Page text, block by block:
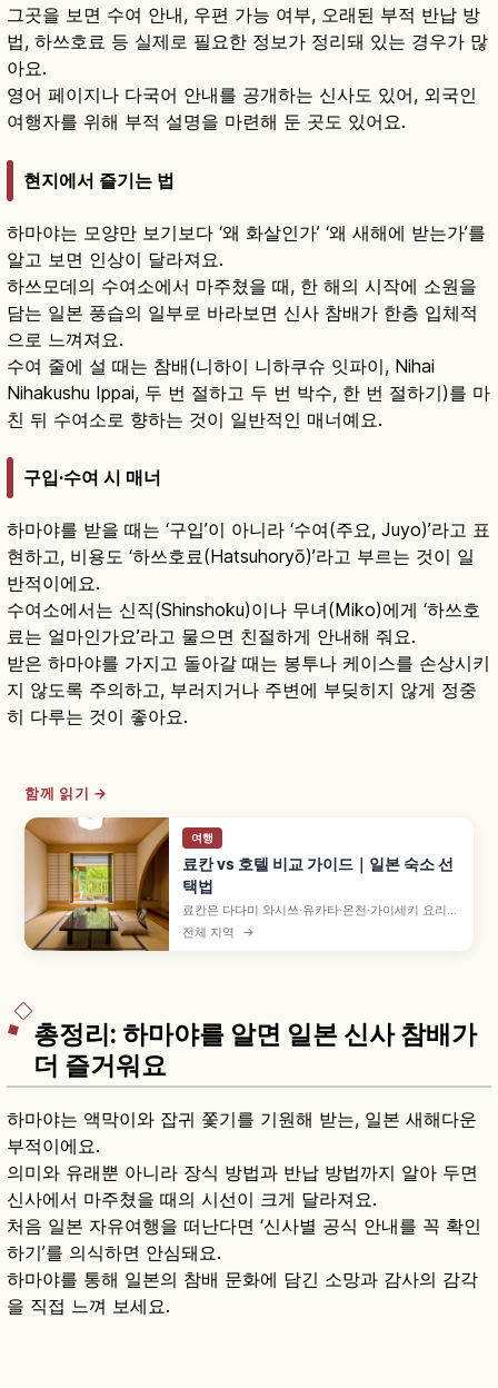
그곳을 보면 수여 안내, 우편 가능 여부, 오래된 부적 반납 방
법, 하쓰호료 등 실제로 필요한 정보가 정리돼 있는 경우가 많
아요.
영어 페이지나 다국어 안내를 공개하는 신사도 있어, 외국인
여행자를 위해 부적 설명을 마련해 둔 곳도 있어요.
현지에서 즐기는 법
하마야는 모양만 보기보다 ‘왜 화살인가’ ‘왜 새해에 받는가’를
알고 보면 인상이 달라져요.
하쓰모데의 수여소에서 마주쳤을 때, 한 해의 시작에 소원을
담는 일본 풍습의 일부로 바라보면 신사 참배가 한층 입체적
으로 느껴져요.
수여 줄에 설 때는 참배(니하이 니하쿠슈 잇파이, Nihai
Nihakushu Ippai, 두 번 절하고 두 번 박수, 한 번 절하기)를 마
친 뒤 수여소로 향하는 것이 일반적인 매너예요.
구입·수여 시 매너
하마야를 받을 때는 ‘구입’이 아니라 ‘수여(주요, Juyo)’라고 표
현하고, 비용도 ‘하쓰호료(Hatsuhoryō)’라고 부르는 것이 일
반적이에요.
수여소에서는 신직(Shinshoku)이나 무녀(Miko)에게 ‘하쓰호
료는 얼마인가요’라고 물으면 친절하게 안내해 줘요.
받은 하마야를 가지고 돌아갈 때는 봉투나 케이스를 손상시키
지 않도록 주의하고, 부러지거나 주변에 부딪히지 않게 정중
히 다루는 것이 좋아요.
함께 읽기 →
여행
료칸 vs 호텔 비교 가이드｜일본 숙소 선
택법
료칸은 다다미 와시쓰·유카타·온천·가이세키 요리로
일본다운 숙박 체험을 중시하는 숙소이고, 호텔은
위치와 객실 선택지가 폭넓고 자유도가 높은 형태입
전체 지역 →
총정리: 하마야를 알면 일본 신사 참배가
더 즐거워요
하마야는 액막이와 잡귀 쫓기를 기원해 받는, 일본 새해다운
부적이에요.
의미와 유래뿐 아니라 장식 방법과 반납 방법까지 알아 두면
신사에서 마주쳤을 때의 시선이 크게 달라져요.
처음 일본 자유여행을 떠난다면 ‘신사별 공식 안내를 꼭 확인
하기’를 의식하면 안심돼요.
하마야를 통해 일본의 참배 문화에 담긴 소망과 감사의 감각
을 직접 느껴 보세요.